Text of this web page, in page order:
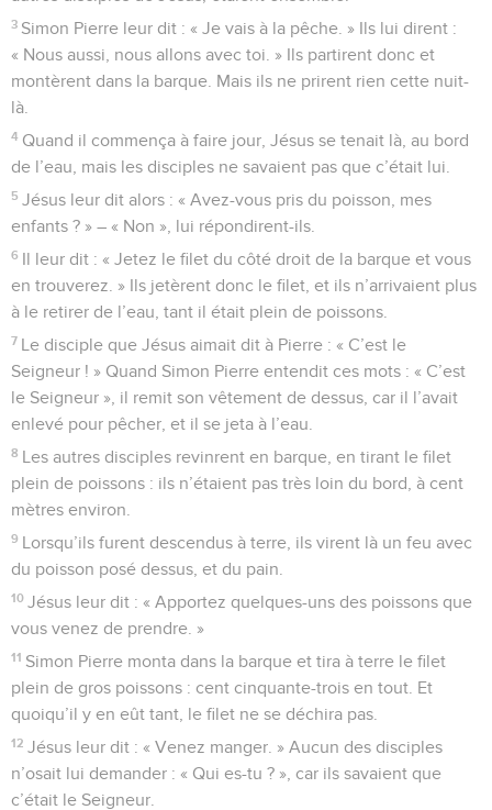
3 Simon Pierre leur dit : « Je vais à la pêche. » Ils lui dirent :
« Nous aussi, nous allons avec toi. » Ils partirent donc et
montèrent dans la barque. Mais ils ne prirent rien cette nuit-
là.
4 Quand il commença à faire jour, Jésus se tenait là, au bord
de l’eau, mais les disciples ne savaient pas que c’était lui.
5 Jésus leur dit alors : « Avez-vous pris du poisson, mes
enfants ? » – « Non », lui répondirent-ils.
6 Il leur dit : « Jetez le filet du côté droit de la barque et vous
en trouverez. » Ils jetèrent donc le filet, et ils n’arrivaient plus
à le retirer de l’eau, tant il était plein de poissons.
7 Le disciple que Jésus aimait dit à Pierre : « C’est le
Seigneur ! » Quand Simon Pierre entendit ces mots : « C’est
le Seigneur », il remit son vêtement de dessus, car il l’avait
enlevé pour pêcher, et il se jeta à l’eau.
8 Les autres disciples revinrent en barque, en tirant le filet
plein de poissons : ils n’étaient pas très loin du bord, à cent
mètres environ.
9 Lorsqu’ils furent descendus à terre, ils virent là un feu avec
du poisson posé dessus, et du pain.
10 Jésus leur dit : « Apportez quelques-uns des poissons que
vous venez de prendre. »
11 Simon Pierre monta dans la barque et tira à terre le filet
plein de gros poissons : cent cinquante-trois en tout. Et
quoiqu’il y en eût tant, le filet ne se déchira pas.
12 Jésus leur dit : « Venez manger. » Aucun des disciples
n’osait lui demander : « Qui es-tu ? », car ils savaient que
c’était le Seigneur.